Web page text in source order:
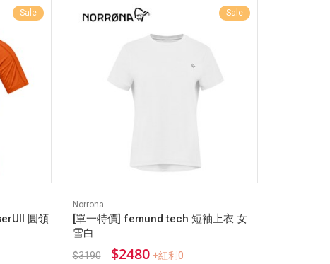
Sale
圓領
Sale
Norrona
[單一特價] femund tech 短袖上衣 女
雪白
$3190 $2480 +紅利0